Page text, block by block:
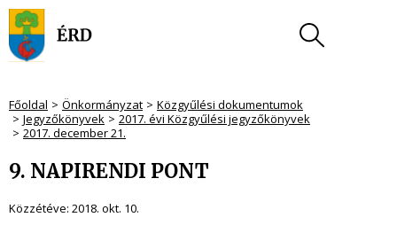
Főoldal Önkormányzat
Közgyűlési dokumentumok
Jegyzőkönyvek
2017. évi Közgyűlési jegyzőkönyvek
2017. december 21.
9. NAPIRENDI PONT
Közzétéve: 2018. okt. 10.